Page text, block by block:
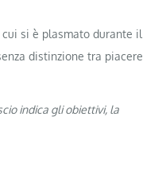
si è plasmato durante il
distinzione tra piacere
indica gli obiettivi, la